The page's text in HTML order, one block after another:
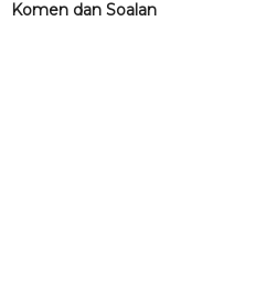
Komen dan Soalan